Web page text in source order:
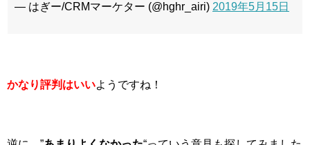
— はぎー/CRMマーケター (@hghr_airi) 2019年5月15日
かなり評判はいいようですね！